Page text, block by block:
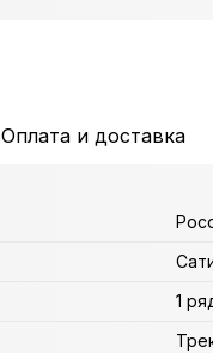
Оплата и доставка
1